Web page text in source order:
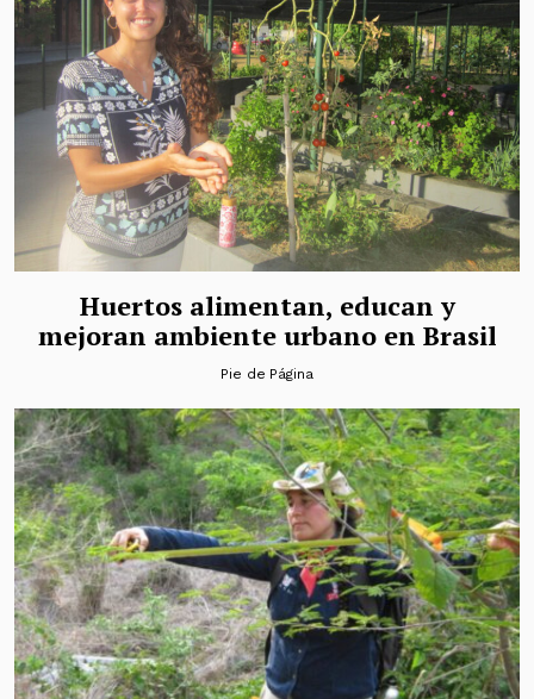
Huertos alimentan, educan y
mejoran ambiente urbano en Brasil
Pie de Página